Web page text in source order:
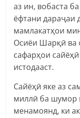
аз ин, вобаста
ёфтани дараҷаи
мамлакатҳои
Осиёи Шарқӣ ва
сафарҳои
истодааст.
Сайёҳӣ яке аз
миллӣ ба шумор
менамоянд, ки